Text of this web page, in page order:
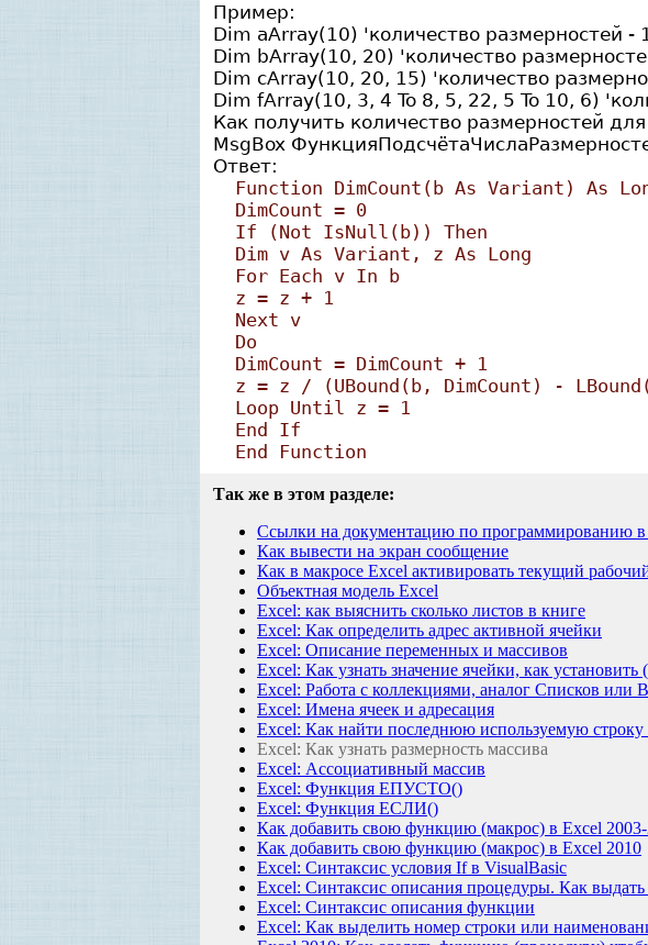
Пример:
Dim aArray(10) 'количество размерностей -
Dim bArray(10, 20) 'количество
Dim cArray(10, 20, 15) 'количество
Dim fArray(10, 3, 4 To 8, 5, 22, 5 To 10, 6)
Как получить количество размерностей
MsgBox
Ответ:
Function DimCount(b As Variant) As
DimCount = 0
If (Not IsNull(b)) Then
Dim v As Variant, z As Long
For Each v In b
z = z + 1
Next v
Do
DimCount = DimCount + 1
z = z / (UBound(b, DimCount) -
Loop Until z = 1
End If
End Function
Так же в этом разделе:
Ссылки на документацию по программированию в
Как вывести на экран сообщение
Как в макросе Excel активировать текущий
Объектная модель Excel
Excel: как выяснить сколько листов в книге
Excel: Как определить адрес активной ячейки
Excel: Описание переменных и массивов
Excel: Как узнать значение ячейки, как установить
Excel: Работа с коллекциями, аналог Списков или
Excel: Имена ячеек и адресация
Excel: Как найти последнюю используемую строку
Excel: Как узнать размерность массива
Excel: Ассоциативный массив
Excel: Функция ЕПУСТО()
Excel: Функция ЕСЛИ()
Как добавить свою функцию (макрос) в Excel
Как добавить свою функцию (макрос) в Excel 2010
Excel: Синтаксис условия If в VisualBasic
Excel: Синтаксис описания процедуры. Как
Excel: Синтаксис описания функции
Excel: Как выделить номер строки или